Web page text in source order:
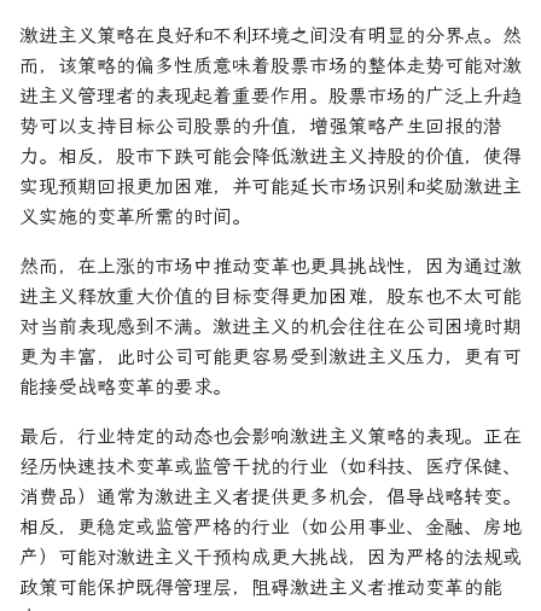
激进主义策略在良好和不利环境之间没有明显的分界点。然
而，该策略的偏多性质意味着股票市场的整体走势可能对激
进主义管理者的表现起着重要作用。股票市场的广泛上升趋
势可以支持目标公司股票的升值，增强策略产生回报的潜
力。相反，股市下跌可能会降低激进主义持股的价值，使得
实现预期回报更加困难，并可能延长市场识别和奖励激进主
义实施的变革所需的时间。
然而，在上涨的市场中推动变革也更具挑战性，因为通过激
进主义释放重大价值的目标变得更加困难，股东也不太可能
对当前表现感到不满。激进主义的机会往往在公司困境时期
更为丰富，此时公司可能更容易受到激进主义压力，更有可
能接受战略变革的要求。
最后，行业特定的动态也会影响激进主义策略的表现。正在
经历快速技术变革或监管干扰的行业（如科技、医疗保健、
消费品）通常为激进主义者提供更多机会，倡导战略转变。
相反，更稳定或监管严格的行业（如公用事业、金融、房地
产）可能对激进主义干预构成更大挑战，因为严格的法规或
政策可能保护既得管理层，阻碍激进主义者推动变革的能